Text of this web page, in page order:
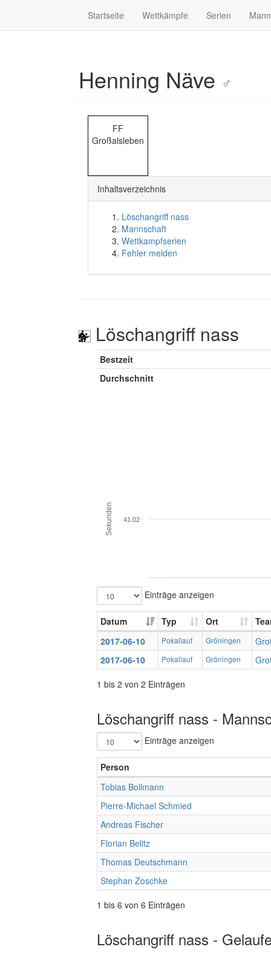
Startseite Wettkämpfe Serien
Henning Näve ♂
FF
Großalsleben
Inhaltsverzeichnis
Löschangriff nass
Mannschaft
Wettkampfserien
Fehler melden
Löschangriff nass
Bestzeit
Durchschnitt
Sekunden 41.02
Einträge anzeigen
Datum Typ Ort
2017-06-10
Pokallauf Gröningen
2017-06-10
Pokallauf Gröningen
1 bis 2 von 2 Einträgen
Löschangriff nass -
Einträge anzeigen
Person
Tobias Bollmann
Pierre-Michael Schmied
Andreas Fischer
Florian Belitz
Thomas Deutschmann
Stephan Zoschke
1 bis 6 von 6 Einträgen
Löschangriff nass -